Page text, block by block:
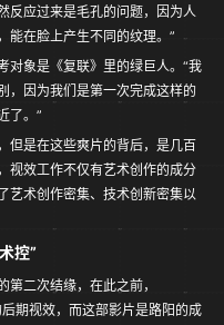
反应过来是毛孔的问题，因为人
能在脸上产生不同的纹理。”
对象是《复联》里的绿巨人。“我
，因为我们是第一次完成这样的
了。”
但是在这些爽片的背后，是几百
视效工作不仅有艺术创作的成分
艺术创作密集、技术创新密集以
控”
二次结缘，在此之前，
期视效，而这部影片是路阳的成